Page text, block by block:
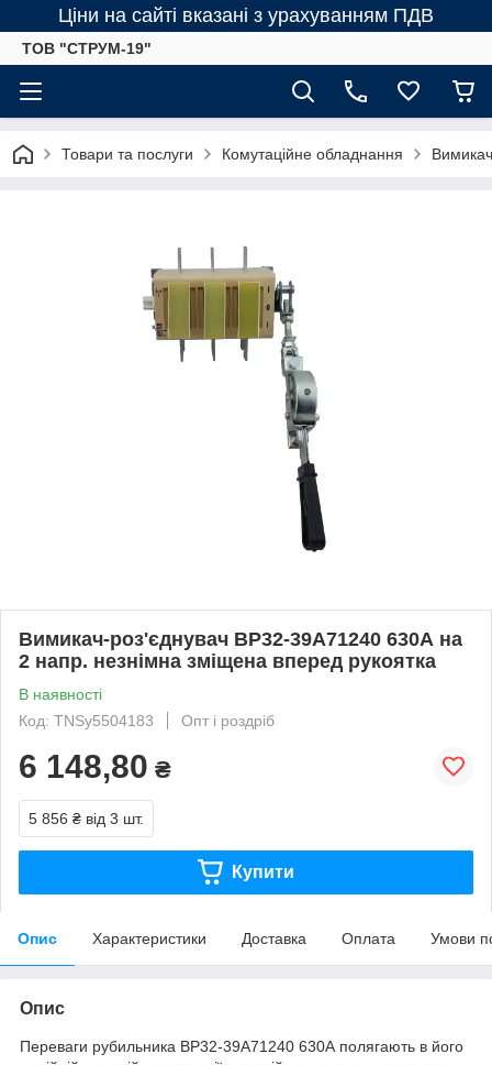
Ціни на сайті вказані з урахуванням ПДВ
ТОВ "СТРУМ-19"
Товари та послуги Комутаційне обладнання
Вимикач-роз'єднувач ВР32-39A71240 630А на
2 напр. незнімна зміщена вперед рукоятка
В наявності
Код: TNSy5504183
Опт і роздріб
6 148,80 ₴
5 856 ₴ від 3 шт.
Купити
Опис Характеристики Доставка Оплата Умови
Опис
Переваги рубильника ВР32-39A71240 630А полягають в його